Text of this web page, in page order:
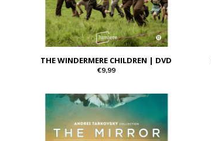
THE WINDERMERE CHILDREN | DVD
€9,99